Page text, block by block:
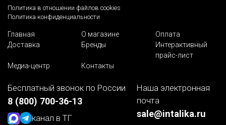
Политика в отношении файлов cookies
Политика конфиденциальности
Главная О магазине
Оплата
Доставка
Бренды
Интерактивный
прайс-лист
Медиа-центр
Контакты
Бесплатный звонок по России
8 (800) 700-36-13
канал в ТГ
Наша электронная
почта
sale@intalika.ru